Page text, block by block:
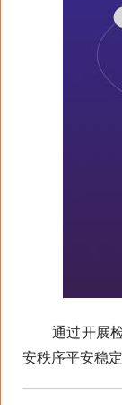
通过开展检
安秩序平安稳